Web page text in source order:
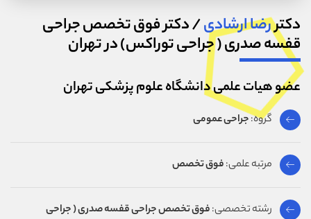
دکتررضا ارشادی/ دکتر فوق تخصص جراحی
قفسه صدری ( جراحی توراکس) در تهران
عضو هیات علمی دانشگاه علوم پزشکی تهران
گروه:جراحی عمومی
مرتبه علمی:فوق تخصص
رشته تخصصی:فوق تخصص جراحی قفسه صدری ( جراحی